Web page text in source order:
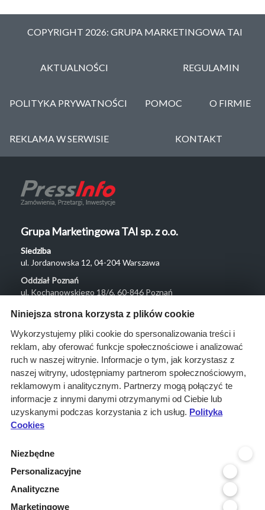
COPYRIGHT 2026: GRUPA MARKETINGOWA TAI
AKTUALNOŚCI REGULAMIN
POLITYKA PRYWATNOŚCI POMOC O FIRMIE
REKLAMA W SERWISIE KONTAKT
Grupa Marketingowa TAI sp. z o.o.
Siedziba
ul. Jordanowska 12, 04-204 Warszawa
Oddział Poznań
ul. Kochanowskiego 18/6, 60-846 Poznań
Menu
O nas
Rozwiązania
Monitoring
przetargów
Raporty
przetargowe
Kontakt
Kontakt
Infolinia 800 800 707
Niniejsza strona korzysta z plików cookie
Wykorzystujemy pliki cookie do spersonalizowania treści i
reklam, aby oferować funkcje społecznościowe i analizować
ruch w naszej witrynie. Informacje o tym, jak korzystasz z
naszej witryny, udostępniamy partnerom społecznościowym,
reklamowym i analitycznym. Partnerzy mogą połączyć te
informacje z innymi danymi otrzymanymi od Ciebie lub
uzyskanymi podczas korzystania z ich usług. Polityka
Cookies
Niezbędne
Personalizacyjne
Analityczne
Marketingowe